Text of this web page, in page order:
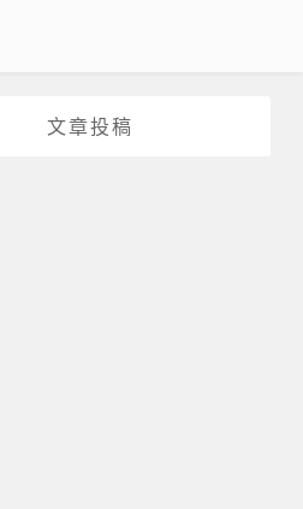
文章投稿